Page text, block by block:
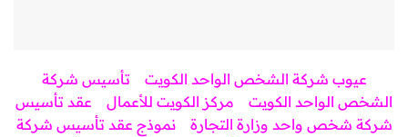
عيوب شركة الشخص الواحد الكويت
تأسيس شركة
الشخص الواحد الكويت
مركز الكويت للأعمال
عقد تأسيس
شركة شخص واحد وزارة التجارة
نموذج عقد تأسيس شركة